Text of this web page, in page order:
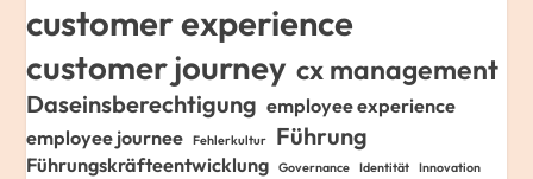
customer experience
customer journey cx management
Daseinsberechtigung employee experience
employee journee
Fehlerkultur Führung
Führungskräfteentwicklung Governance Identität Innovation